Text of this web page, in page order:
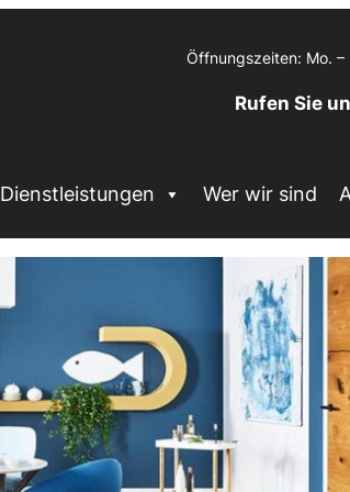
Öffnungszeiten: Mo. –
Rufen Sie
Dienstleistungen Wer wir sind